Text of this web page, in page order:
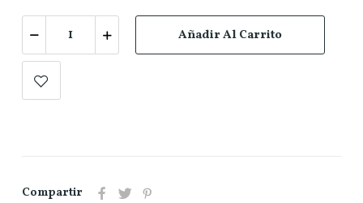
Añadir Al Carrito
Compartir